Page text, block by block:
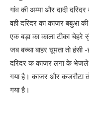
गांव की अम्मा और दादी
वही दरिदर का काजर बबुआ
एक बड़ा का काला टीका
जब बच्चा बाहर घूमता तो हंसी
दरिदर क काजर लगा के भेजले
गया है। काजर और कजरौटा
गया है।